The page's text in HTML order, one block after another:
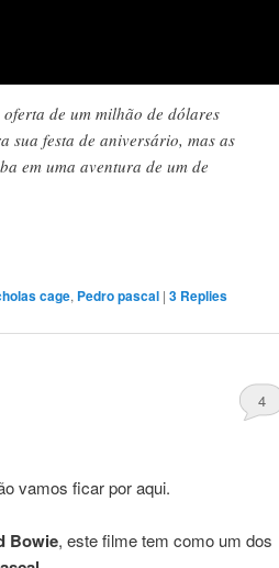
de um milhão de dólares
sua festa de aniversário, mas as
em uma aventura de um de
cage, Pedro pascal | 3 Replies
4
vamos ficar por aqui.
Bowie, este filme tem como um dos